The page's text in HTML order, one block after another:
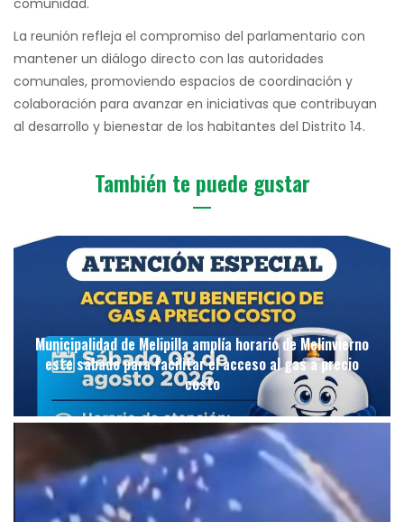
comunidad.
La reunión refleja el compromiso del parlamentario con
mantener un diálogo directo con las autoridades
comunales, promoviendo espacios de coordinación y
colaboración para avanzar en iniciativas que contribuyan
al desarrollo y bienestar de los habitantes del Distrito 14.
También te puede gustar
Municipalidad de Melipilla amplía horario de Melinvierno
este sábado para facilitar el acceso al gas a precio
costo